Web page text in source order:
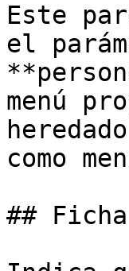
Este
el
menú
como
##